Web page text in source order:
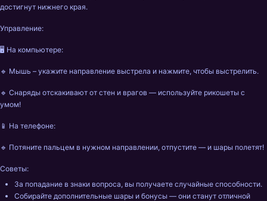
достигнут нижнего края.
Управление:
🖥 На компьютере:
🔹 Мышь – укажите направление выстрела и нажмите, чтобы выстрелить.
🔹 Снаряды отскакивают от стен и врагов — используйте рикошеты с
умом!
📱 На телефоне:
🔹 Потяните пальцем в нужном направлении, отпустите — и шары полетят!
Советы:
За попадание в знаки вопроса, вы получаете случайные способности.
Собирайте дополнительные шары и бонусы — они станут отличной